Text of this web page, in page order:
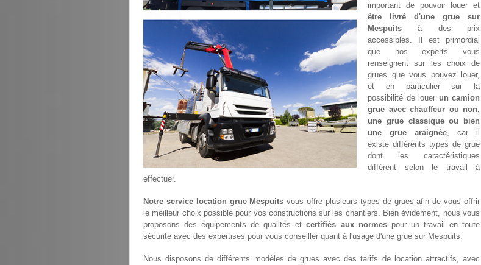
important de pouvoir louer et
être livré d'une grue sur
Mespuits à des prix
accessibles. Il est primordial
que nos experts vous
renseignent sur les choix de
grues que vous pouvez louer,
et en particulier sur la
possibilité de louer un camion
grue avec chauffeur ou non,
une grue classique ou bien
une grue araignée, car il
existe différents types de grue
dont les caractéristiques
différent selon le travail à
effectuer.
Notre service location grue Mespuits vous offre plusieurs types de grues afin de vous offrir
le meilleur choix possible pour vos constructions sur les chantiers. Bien évidement, nous vous
proposons des équipements de qualités etcertifiés aux normespour un travail en toute
sécurité avec des expertises pour vous conseiller quant à l'usage d'une grue sur Mespuits.
Nous disposons de différents modèles de grues avec des tarifs de location attractifs, avec